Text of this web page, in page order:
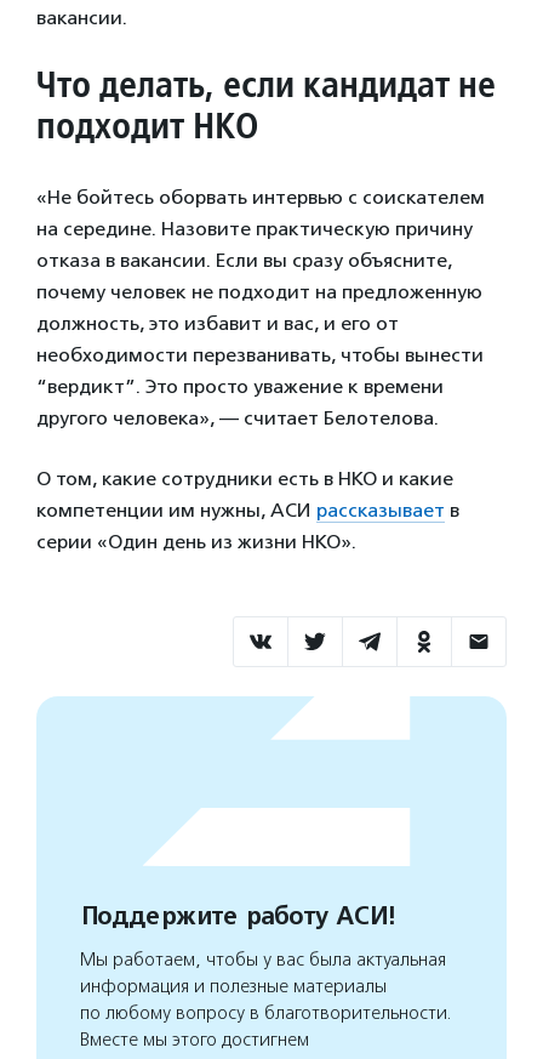
вакансии.
Что делать, если кандидат не
подходит НКО
«Не бойтесь оборвать интервью с соискателем
на середине. Назовите практическую причину
отказа в вакансии. Если вы сразу объясните,
почему человек не подходит на предложенную
должность, это избавит и вас, и его от
необходимости перезванивать, чтобы вынести
“вердикт”. Это просто уважение к времени
другого человека», — считает Белотелова.
О том, какие сотрудники есть в НКО и какие
компетенции им нужны, АСИ рассказывает в
серии «Один день из жизни НКО».
Поддержите работу АСИ!
Мы работаем, чтобы у вас была актуальная
информация и полезные материалы
по любому вопросу в благотворительности.
Вместе мы этого достигнем